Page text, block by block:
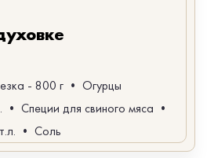
- 800 г • Огурцы
Специи для свиного мяса •
• Соль